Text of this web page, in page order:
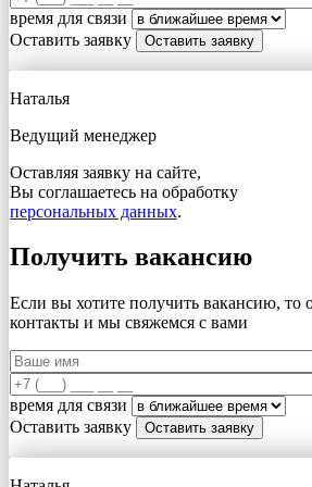
время для связи
Оставить заявку
Наталья
Ведущий менеджер
Оставляя заявку на сайте,
Вы соглашаетесь на обработку
персональных данных.
Получить вакансию
Если вы хотите получить вакансию, то
контакты и мы свяжемся с вами
время для связи
Оставить заявку